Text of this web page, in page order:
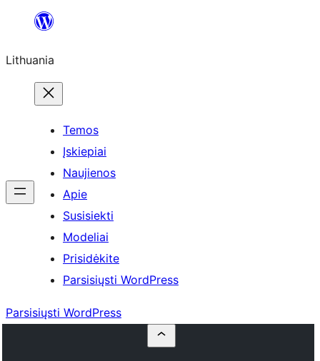
turinio
Lithuania
Temos
Įskiepiai
Naujienos
Apie
Susisiekti
Modeliai
Prisidėkite
Parsisiųsti WordPress
Parsisiųsti WordPress